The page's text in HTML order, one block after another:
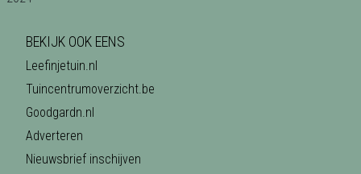
BEKIJK OOK EENS
Leefinjetuin.nl
Tuincentrumoverzicht.be
Goodgardn.nl
Adverteren
Nieuwsbrief inschijven